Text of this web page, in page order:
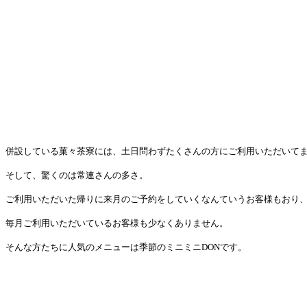
併設している菓々茶寮には、土日問わずたくさんの方にご利用いただいてま
そして、驚くのは常連さんの多さ。
ご利用いただいた帰りに来月のご予約をしていくなんていうお客様もおり、
毎月ご利用いただいているお客様も少なくありません。
そんな方たちに人気のメニューは季節のミニミニ DONです。